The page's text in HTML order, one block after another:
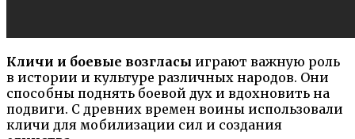
Кличи и боевые возгласы играют важную роль
в истории и культуре различных народов. Они
способны поднять боевой дух и вдохновить на
подвиги. С древних времен воины использовали
кличи для мобилизации сил и создания